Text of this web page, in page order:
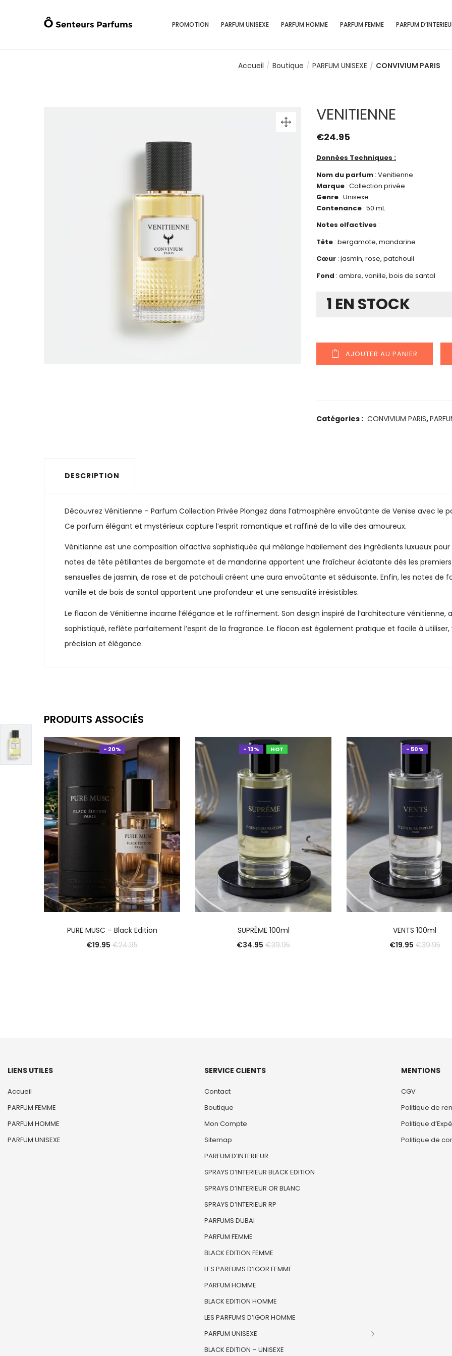
PROMOTION PARFUM UNISEXE PARFUM HOMME PARFUM FEMME PARFUM
Accueil Boutique PARFUM UNISEXE CONVIVIUM PARIS
VENITIENNE
€24.95
Données Techniques :
Nom du parfum : Venitienne
Marque : Collection privée
Genre : Unisexe
Contenance : 50 mL
Notes olfactives :
Tête : bergamote, mandarine
Cœur : jasmin, rose, patchouli
Fond : ambre, vanille, bois de santal
1 EN STOCK
AJOUTER AU PANIER
Catégories : CONVIVIUM PARIS,
DESCRIPTION
Découvrez Vénitienne – Parfum Collection Privée Plongez dans l’atmosphère envoûtante de Venise avec le
Ce parfum élégant et mystérieux capture l’esprit romantique et raffiné de la ville des amoureux.
Vénitienne est une composition olfactive sophistiquée qui mélange habilement des ingrédients luxueux
notes de tête pétillantes de bergamote et de mandarine apportent une fraîcheur éclatante dès les
sensuelles de jasmin, de rose et de patchouli créent une aura envoûtante et séduisante. Enfin, les notes de
vanille et de bois de santal apportent une profondeur et une sensualité irrésistibles.
Le flacon de Vénitienne incarne l’élégance et le raffinement. Son design inspiré de l’architecture
sophistiqué, reflète parfaitement l’esprit de la fragrance. Le flacon est également pratique et facile à
précision et élégance.
PRODUITS ASSOCIÉS
- 20%
PURE MUSC – Black Edition
€19.95 €24.95
- 13% HOT
SUPRÊME 100ml
€34.95 €39.95
AJOUTER AU PANIER
- 50%
VENTS 100ml
€19.95 €39.95
LIENS UTILES
Accueil
PARFUM FEMME
PARFUM HOMME
PARFUM UNISEXE
SERVICE CLIENTS
Contact
Boutique
Mon Compte
Sitemap
PARFUM D’INTERIEUR
SPRAYS D’INTERIEUR BLACK EDITION
SPRAYS D’INTERIEUR OR BLANC
SPRAYS D’INTERIEUR RP
PARFUMS DUBAI
PARFUM FEMME
BLACK EDITION FEMME
LES PARFUMS D’IGOR FEMME
PARFUM HOMME
BLACK EDITION HOMME
LES PARFUMS D’IGOR HOMME
PARFUM UNISEXE
BLACK EDITION – UNISEXE
MENTIONS
CGV
Politique de
Politique
Politique de